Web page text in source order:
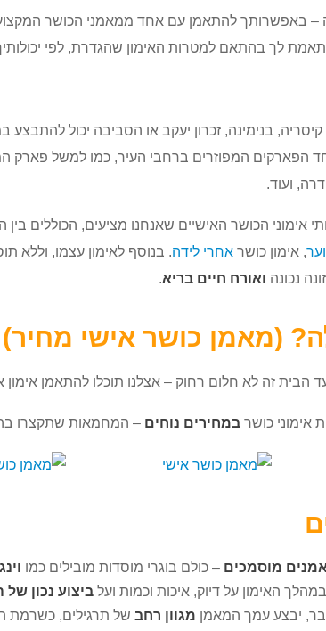
– באפשרותך להתאמן עם אחד ממאמני הכושר
לך בהתאם למטרות האימון שהגדרת, לפי
בנימינה, זכרון יעקב או הסביבה יכול להתבצע
הפארקים המפוזרים ברחבי העיר, כמו למשל פארק
ועוד.
אימוני הכושר האישיים שאנחנו מציעים, הכוללים בין
, אימון כושר אחרי לידה. בנוסף לאימון עצמו, וללא
נכונה ואורח חיים בריא.
(מאמן כושר אישי מחיר)
הבית זה לא חלום רחוק – אצלנו תוכלו להתאמן אימון
אימוני כושר במחירים נוחים – המחמאות שתקצרו
מוסמכים – כולם בוגרי מוסדות מובילים כמו
האימון על דיוק, איכות וכמות ועל ביצוע נכון של
יבצע עמך המאמן מגוון רחב של תרגילים, כשרמת